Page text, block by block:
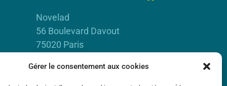
Gérer le consentement aux cookies
Novelad
56 Boulevard Davout
75020 Paris